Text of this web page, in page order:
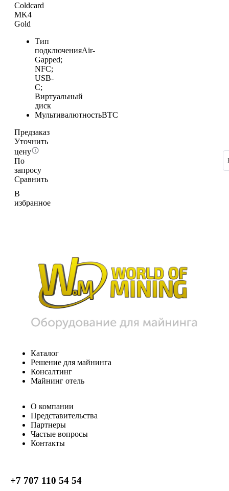
Coldcard
MK4
Gold
Тип
подключенияAir-
Gapped;
NFC;
USB-
C;
Виртуальный
диск
МультивалютностьBTC
Предзаказ
Уточнить
цену
По
запросу
Сравнить
В
избранное
Каталог
Решение для майнинга
Консалтинг
Майнинг отель
О компании
Представительства
Партнеры
Частые вопросы
Контакты
+7 707 110 54 54